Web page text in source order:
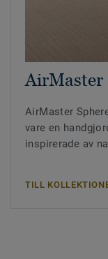
AirMaster
AirMaster
vare en
inspirerade av
TILL